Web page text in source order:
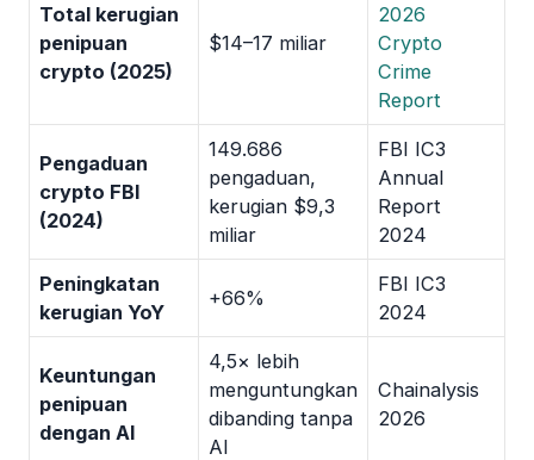
Total kerugian
penipuan
crypto (2025)
$14–17 miliar
2026
Crypto
Crime
Report
Pengaduan
crypto FBI
(2024)
149.686
pengaduan,
kerugian $9,3
miliar
FBI IC3
Annual
Report
2024
Peningkatan
kerugian YoY
+66%
FBI IC3
2024
Keuntungan
penipuan
dengan AI
4,5× lebih
menguntungkan
dibanding tanpa
AI
Chainalysis
2026